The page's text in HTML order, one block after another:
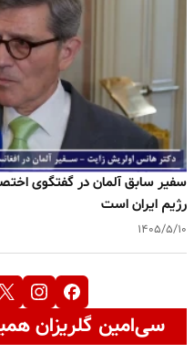
سفیر سابق آلمان در گفتگوی
رژیم ایران است
۱۴۰۵/۵/۱۰
سی‌امین گلریزان